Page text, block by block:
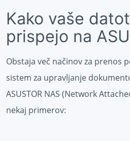
Kako vaše
prispejo na
Obstaja več načinov za prenos
sistem za upravljanje
ASUSTOR NAS (Network
nekaj primerov: